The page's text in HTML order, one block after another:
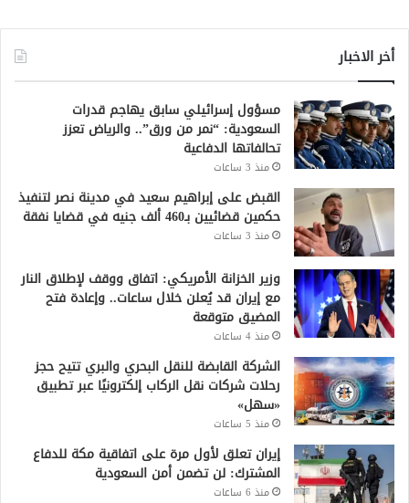
أخر الاخبار
مسؤول إسرائيلي سابق يهاجم قدرات
السعودية: “نمر من ورق”.. والرياض تعزز
تحالفاتها الدفاعية
منذ 3 ساعات
القبض على إبراهيم سعيد في مدينة نصر لتنفيذ
حكمين قضائيين بـ460 ألف جنيه في قضايا نفقة
منذ 3 ساعات
وزير الخزانة الأمريكي: اتفاق ووقف لإطلاق النار
مع إيران قد يُعلن خلال ساعات.. وإعادة فتح
المضيق متوقعة
منذ 4 ساعات
الشركة القابضة للنقل البحري والبري تتيح حجز
رحلات شركات نقل الركاب إلكترونيًا عبر تطبيق
«سهل»
منذ 5 ساعات
إيران تعلق لأول مرة على اتفاقية مكة للدفاع
المشترك: لن تضمن أمن السعودية
منذ 6 ساعات